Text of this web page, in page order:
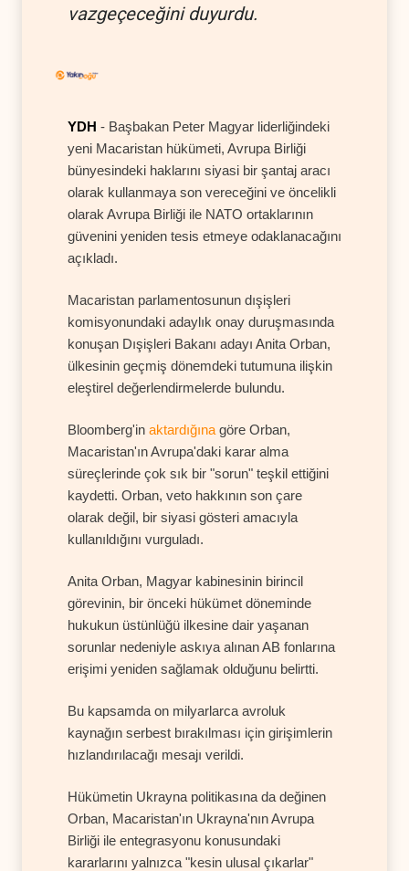
vazgeçeceğini duyurdu.
YDH - Başbakan Peter Magyar liderliğindeki
yeni Macaristan hükümeti, Avrupa Birliği
bünyesindeki haklarını siyasi bir şantaj aracı
olarak kullanmaya son vereceğini ve öncelikli
olarak Avrupa Birliği ile NATO ortaklarının
güvenini yeniden tesis etmeye odaklanacağını
açıkladı.
Macaristan parlamentosunun dışişleri
komisyonundaki adaylık onay duruşmasında
konuşan Dışişleri Bakanı adayı Anita Orban,
ülkesinin geçmiş dönemdeki tutumuna ilişkin
eleştirel değerlendirmelerde bulundu.
Bloomberg'in aktardığına göre Orban,
Macaristan'ın Avrupa'daki karar alma
süreçlerinde çok sık bir "sorun" teşkil ettiğini
kaydetti. Orban, veto hakkının son çare
olarak değil, bir siyasi gösteri amacıyla
kullanıldığını vurguladı.
Anita Orban, Magyar kabinesinin birincil
görevinin, bir önceki hükümet döneminde
hukukun üstünlüğü ilkesine dair yaşanan
sorunlar nedeniyle askıya alınan AB fonlarına
erişimi yeniden sağlamak olduğunu belirtti.
Bu kapsamda on milyarlarca avroluk
kaynağın serbest bırakılması için girişimlerin
hızlandırılacağı mesajı verildi.
Hükümetin Ukrayna politikasına da değinen
Orban, Macaristan'ın Ukrayna'nın Avrupa
Birliği ile entegrasyonu konusundaki
kararlarını yalnızca "kesin ulusal çıkarlar"